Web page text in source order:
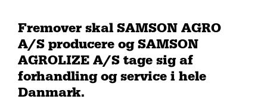
Fremover skal SAMSON AGRO
A/S producere og SAMSON
AGROLIZE A/S tage sig af
forhandling og service i hele
Danmark.